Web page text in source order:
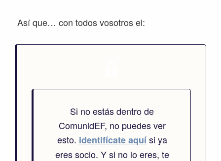
Así que… con todos vosotros el:
Si no estás dentro de
ComunidEF, no puedes ver
esto. identifícate aquísi ya
eres socio. Y si no lo eres, te